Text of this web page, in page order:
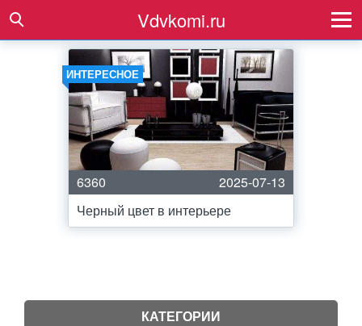
Vdvkomi.ru
ИНТЕРЕСНОЕ
6360
2025-07-13
Черный цвет в интерьере
КАТЕГОРИИ